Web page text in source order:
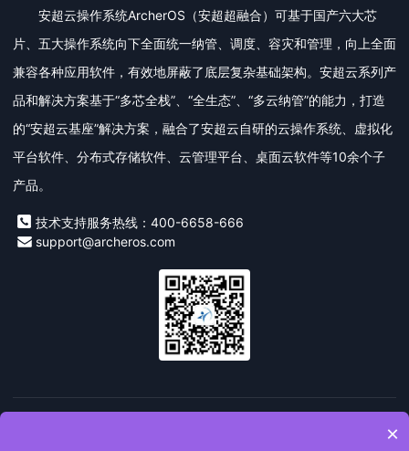
安超云操作系统ArcherOS（安超超融合）可基于国产六大芯
片、五大操作系统向下全面统一纳管、调度、容灾和管理，向上全面
兼容各种应用软件，有效地屏蔽了底层复杂基础架构。安超云系列产
品和解决方案基于“多芯全栈”、“全生态”、“多云纳管”的能力，打造
的“安超云基座”解决方案，融合了安超云自研的云操作系统、虚拟化
平台软件、分布式存储软件、云管理平台、桌面云软件等10余个子
产品。
技术支持服务热线：400-6658-666
support@archeros.com
超融合一体×